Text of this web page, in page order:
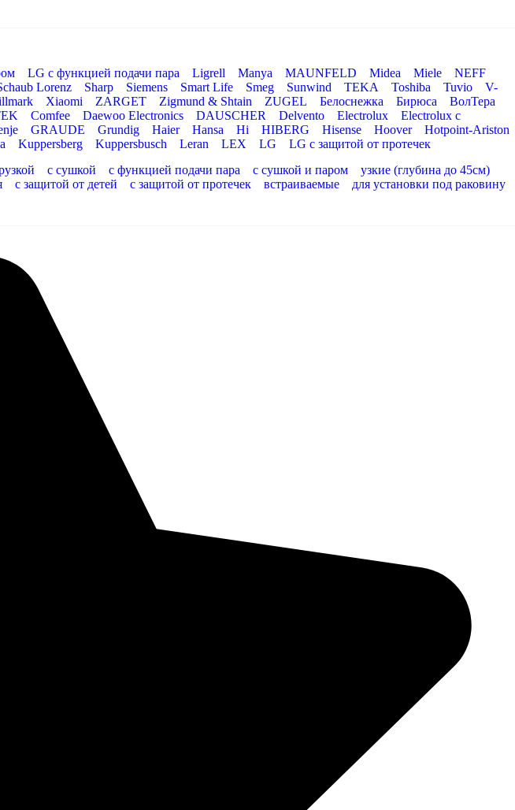
LG с функцией подачи пара Ligrell Manya MAUNFELD Midea Miele
NEFF
Lorenz Sharp Siemens Smart Life Smeg Sunwind TEKA Toshiba Tuvio
V-
Xiaomi ZARGET Zigmund & Shtain ZUGEL Белоснежка Бирюса
ВолТера
Comfee Daewoo Electronics DAUSCHER Delvento Electrolux
Electrolux с
GRAUDE Grundig Haier Hansa Hi HIBERG Hisense Hoover
Hotpoint-Ariston
Kuppersberg Kuppersbusch Leran LEX LG
LG с защитой от протечек
с сушкой с функцией подачи пара с сушкой и паром
узкие (глубина до 45см)
с защитой от детей с защитой от протечек встраиваемые
для установки под раковину